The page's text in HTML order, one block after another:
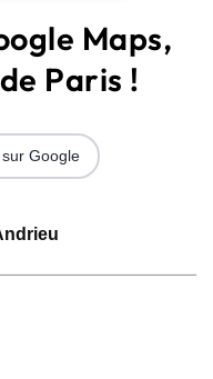
Maps,
Paris !
Google